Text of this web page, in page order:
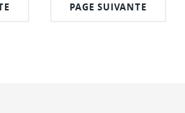
PAGE SUIVANTE